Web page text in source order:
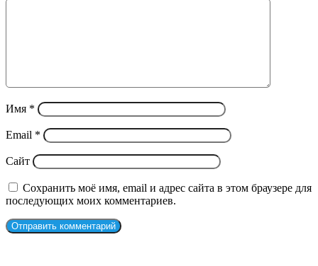
Имя *
Email *
Сайт
Сохранить моё имя, email и адрес сайта в этом браузере для
последующих моих комментариев.